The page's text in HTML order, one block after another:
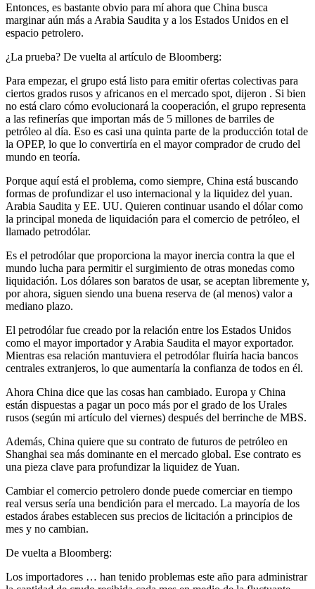
Entonces, es bastante obvio para mí ahora que China busca
marginar aún más a Arabia Saudita y a los Estados Unidos en el
espacio petrolero.
¿La prueba? De vuelta al artículo de Bloomberg:
Para empezar, el grupo está listo para emitir ofertas colectivas para
ciertos grados rusos y africanos en el mercado spot, dijeron . Si bien
no está claro cómo evolucionará la cooperación, el grupo representa
a las refinerías que importan más de 5 millones de barriles de
petróleo al día. Eso es casi una quinta parte de la producción total de
la OPEP, lo que lo convertiría en el mayor comprador de crudo del
mundo en teoría.
Porque aquí está el problema, como siempre, China está buscando
formas de profundizar el uso internacional y la liquidez del yuan.
Arabia Saudita y EE. UU. Quieren continuar usando el dólar como
la principal moneda de liquidación para el comercio de petróleo, el
llamado petrodólar.
Es el petrodólar que proporciona la mayor inercia contra la que el
mundo lucha para permitir el surgimiento de otras monedas como
liquidación. Los dólares son baratos de usar, se aceptan libremente y,
por ahora, siguen siendo una buena reserva de (al menos) valor a
mediano plazo.
El petrodólar fue creado por la relación entre los Estados Unidos
como el mayor importador y Arabia Saudita el mayor exportador.
Mientras esa relación mantuviera el petrodólar fluiría hacia bancos
centrales extranjeros, lo que aumentaría la confianza de todos en él.
Ahora China dice que las cosas han cambiado. Europa y China
están dispuestas a pagar un poco más por el grado de los Urales
rusos (según mi artículo del viernes) después del berrinche de MBS.
Además, China quiere que su contrato de futuros de petróleo en
Shanghai sea más dominante en el mercado global. Ese contrato es
una pieza clave para profundizar la liquidez de Yuan.
Cambiar el comercio petrolero donde puede comerciar en tiempo
real versus sería una bendición para el mercado. La mayoría de los
estados árabes establecen sus precios de licitación a principios de
mes y no cambian.
De vuelta a Bloomberg:
Los importadores … han tenido problemas este año para administrar